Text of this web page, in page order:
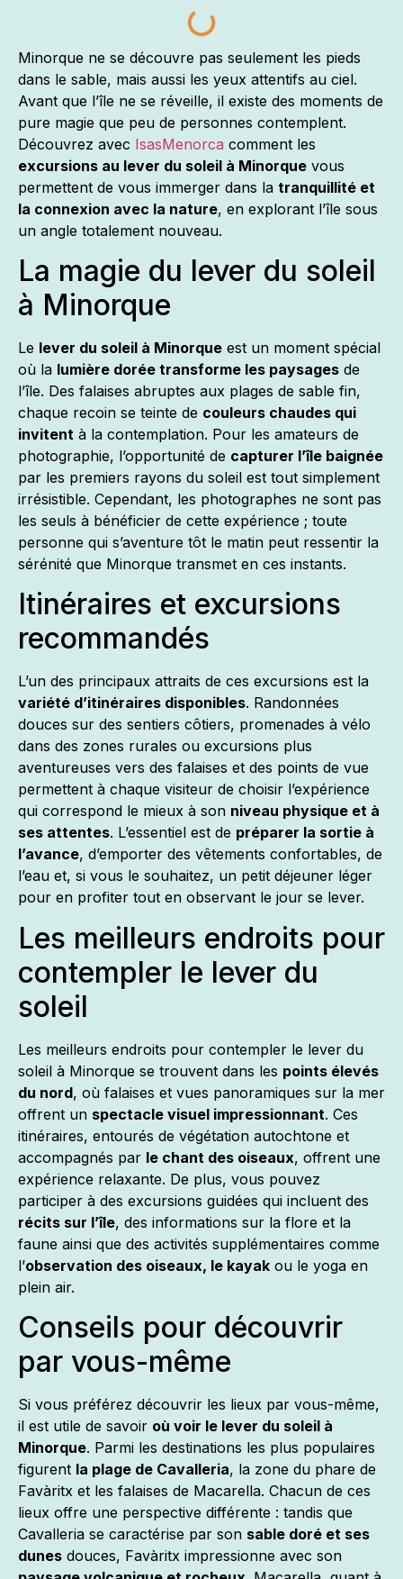
Minorque ne se découvre pas seulement les pieds
dans le sable, mais aussi les yeux attentifs au ciel.
Avant que l’île ne se réveille, il existe des moments de
pure magie que peu de personnes contemplent.
Découvrez avec IsasMenorca comment les
excursions au lever du soleil à Minorque vous
permettent de vous immerger dans la tranquillité et
la connexion avec la nature, en explorant l’île sous
un angle totalement nouveau.
La magie du lever du soleil
à Minorque
Le lever du soleil à Minorque est un moment spécial
où la lumière dorée transforme les paysages de
l’île. Des falaises abruptes aux plages de sable fin,
chaque recoin se teinte de couleurs chaudes qui
invitent à la contemplation. Pour les amateurs de
photographie, l’opportunité de capturer l’île baignée
par les premiers rayons du soleil est tout simplement
irrésistible. Cependant, les photographes ne sont pas
les seuls à bénéficier de cette expérience ; toute
personne qui s’aventure tôt le matin peut ressentir la
sérénité que Minorque transmet en ces instants.
Itinéraires et excursions
recommandés
L’un des principaux attraits de ces excursions est la
variété d’itinéraires disponibles. Randonnées
douces sur des sentiers côtiers, promenades à vélo
dans des zones rurales ou excursions plus
aventureuses vers des falaises et des points de vue
permettent à chaque visiteur de choisir l’expérience
qui correspond le mieux à son niveau physique et à
ses attentes. L’essentiel est de préparer la sortie à
l’avance, d’emporter des vêtements confortables, de
l’eau et, si vous le souhaitez, un petit déjeuner léger
pour en profiter tout en observant le jour se lever.
Les meilleurs endroits pour
contempler le lever du
soleil
Les meilleurs endroits pour contempler le lever du
soleil à Minorque se trouvent dans les points élevés
du nord, où falaises et vues panoramiques sur la mer
offrent un spectacle visuel impressionnant. Ces
itinéraires, entourés de végétation autochtone et
accompagnés par le chant des oiseaux, offrent une
expérience relaxante. De plus, vous pouvez
participer à des excursions guidées qui incluent des
récits sur l’île, des informations sur la flore et la
faune ainsi que des activités supplémentaires comme
l’observation des oiseaux, le kayak ou le yoga en
plein air.
Conseils pour découvrir
par vous-même
Si vous préférez découvrir les lieux par vous-même,
il est utile de savoir où voir le lever du soleil à
Minorque. Parmi les destinations les plus populaires
figurent la plage de Cavalleria, la zone du phare de
Favàritx et les falaises de Macarella. Chacun de ces
lieux offre une perspective différente : tandis que
Cavalleria se caractérise par son sable doré et ses
dunes douces, Favàritx impressionne avec son